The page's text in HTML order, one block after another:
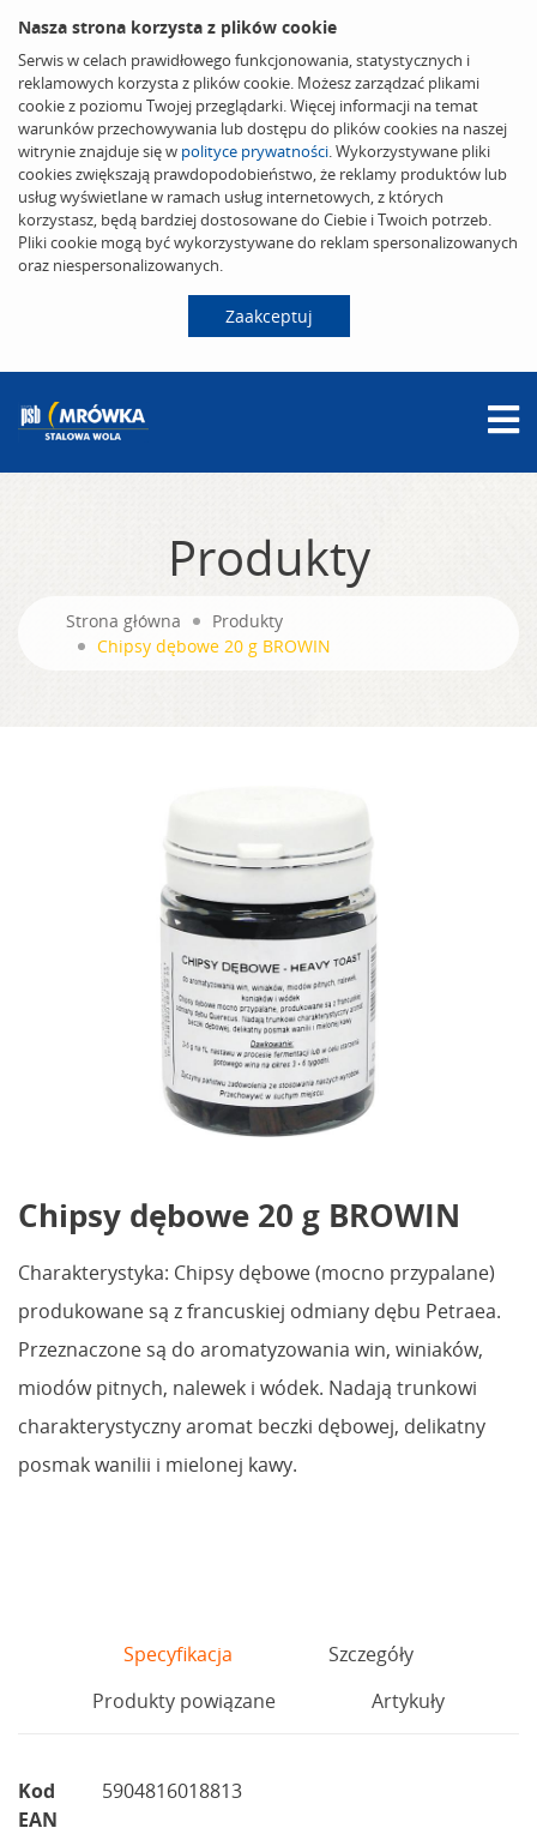
Nasza strona korzysta z plików cookie
Serwis w celach prawidłowego funkcjonowania, statystycznych i
reklamowych korzysta z plików cookie. Możesz zarządzać plikami
cookie z poziomu Twojej przeglądarki. Więcej informacji na temat
warunków przechowywania lub dostępu do plików cookies na naszej
witrynie znajduje się w polityce prywatności. Wykorzystywane pliki
cookies zwiększają prawdopodobieństwo, że reklamy produktów lub
usług wyświetlane w ramach usług internetowych, z których
korzystasz, będą bardziej dostosowane do Ciebie i Twoich potrzeb.
Pliki cookie mogą być wykorzystywane do reklam spersonalizowanych
oraz niespersonalizowanych.
Zaakceptuj
Produkty
Strona główna
Produkty
Chipsy dębowe 20 g BROWIN
Chipsy dębowe 20 g BROWIN
Charakterystyka: Chipsy dębowe (mocno przypalane)
produkowane są z francuskiej odmiany dębu Petraea.
Przeznaczone są do aromatyzowania win, winiaków,
miodów pitnych, nalewek i wódek. Nadają trunkowi
charakterystyczny aromat beczki dębowej, delikatny
posmak wanilii i mielonej kawy.
Specyfikacja
Szczegóły
Produkty powiązane
Artykuły
Kod
EAN
5904816018813